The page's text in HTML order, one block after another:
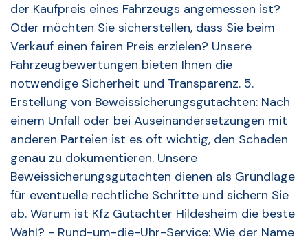
der Kaufpreis eines Fahrzeugs angemessen ist?
Oder möchten Sie sicherstellen, dass Sie beim
Verkauf einen fairen Preis erzielen? Unsere
Fahrzeugbewertungen bieten Ihnen die
notwendige Sicherheit und Transparenz. 5.
Erstellung von Beweissicherungsgutachten: Nach
einem Unfall oder bei Auseinandersetzungen mit
anderen Parteien ist es oft wichtig, den Schaden
genau zu dokumentieren. Unsere
Beweissicherungsgutachten dienen als Grundlage
für eventuelle rechtliche Schritte und sichern Sie
ab. Warum ist Kfz Gutachter Hildesheim die beste
Wahl? - Rund-um-die-Uhr-Service: Wie der Name